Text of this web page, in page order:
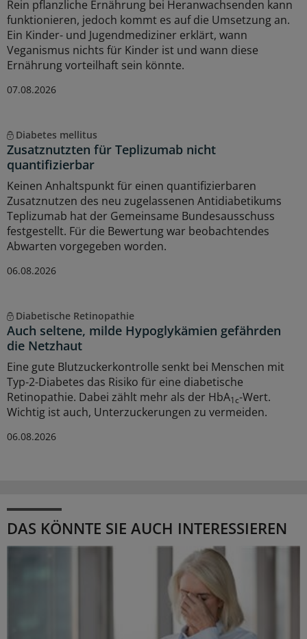
Rein pflanzliche Ernährung bei Heranwachsenden kann
funktionieren, jedoch kommt es auf die Umsetzung an.
Ein Kinder- und Jugendmediziner erklärt, wann
Veganismus nichts für Kinder ist und wann diese
Ernährung vorteilhaft sein könnte.
07.08.2026
Diabetes mellitus
Zusatznutzten für Teplizumab nicht
quantifizierbar
Keinen Anhaltspunkt für einen quantifizierbaren
Zusatznutzen des neu zugelassenen Antidiabetikums
Teplizumab hat der Gemeinsame Bundesausschuss
festgestellt. Für die Bewertung war beobachtendes
Abwarten vorgegeben worden.
06.08.2026
Diabetische Retinopathie
Auch seltene, milde Hypoglykämien gefährden
die Netzhaut
Eine gute Blutzuckerkontrolle senkt bei Menschen mit
Typ-2-Diabetes das Risiko für eine diabetische
Retinopathie. Dabei zählt mehr als der HbA1c-Wert.
Wichtig ist auch, Unterzuckerungen zu vermeiden.
06.08.2026
DAS KÖNNTE SIE AUCH INTERESSIEREN